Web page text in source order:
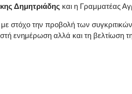
Δημητριάδης και η Γραμματέας
στόχο την προβολή των
ενημέρωση αλλά και τη βελτίωση